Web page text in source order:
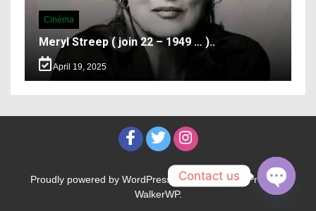
Cinéma
Meryl Streep ( join 22 – 1949 … )..
April 19, 2025
Proudly powered by WordPress |Theme: WalkerPress by
WalkerWP.
Contact us